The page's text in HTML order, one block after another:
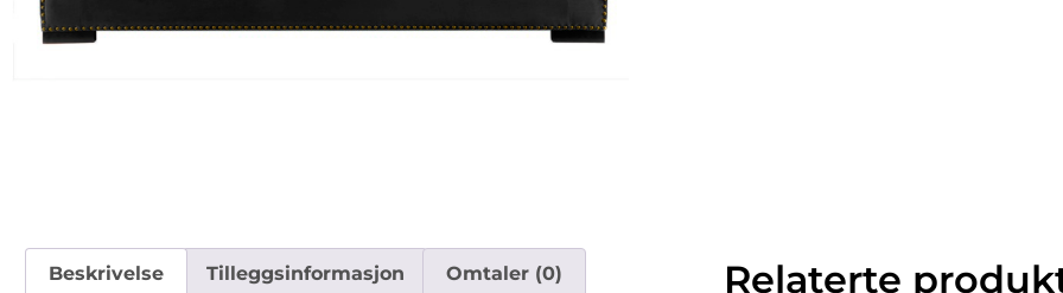
Beskrivelse Tilleggsinformasjon Omtaler (0) Relaterte